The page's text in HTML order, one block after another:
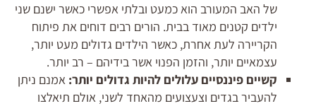
של האב המעורב הוא כמעט ובלתי אפשרי כאשר ישנם שני
ילדים קטנים מאוד בבית. הורים רבים דוחים את פיתוח
הקריירה לעת אחרת, כאשר הילדים גדולים מעט יותר,
עצמאיים יותר, והזמן הפנוי אשר בידיהם – רב יותר.
קשיים פיננסיים עלולים להיות גדולים יותר: אמנם ניתן
להעביר בגדים וצעצועים מהאחד לשני, אולם תיאלצו